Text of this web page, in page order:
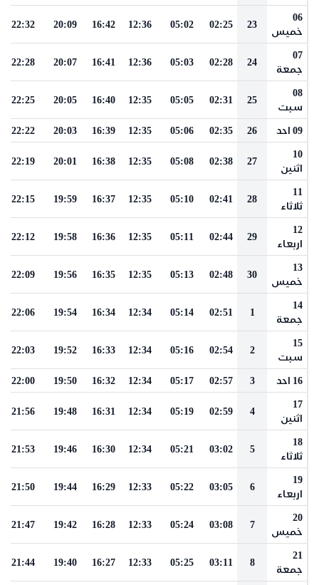
06
خميس
23
02:25
05:02
12:36
16:42
20:09
22:32
07
جمعة
24
02:28
05:03
12:36
16:41
20:07
22:28
08
سبت
25
02:31
05:05
12:35
16:40
20:05
22:25
09 احد 26
02:35
05:06
12:35
16:39
20:03
22:22
10
اثنين
27
02:38
05:08
12:35
16:38
20:01
22:19
11
ثلاثاء
28
02:41
05:10
12:35
16:37
19:59
22:15
12
اربعاء
29
02:44
05:11
12:35
16:36
19:58
22:12
13
خميس
30
02:48
05:13
12:35
16:35
19:56
22:09
14
جمعة
1
02:51
05:14
12:34
16:34
19:54
22:06
15
سبت
2
02:54
05:16
12:34
16:33
19:52
22:03
16 احد 3
02:57
05:17
12:34
16:32
19:50
22:00
17
اثنين
4
02:59
05:19
12:34
16:31
19:48
21:56
18
ثلاثاء
5
03:02
05:21
12:34
16:30
19:46
21:53
19
اربعاء
6
03:05
05:22
12:33
16:29
19:44
21:50
20
خميس
7
03:08
05:24
12:33
16:28
19:42
21:47
21
جمعة
8
03:11
05:25
12:33
16:27
19:40
21:44